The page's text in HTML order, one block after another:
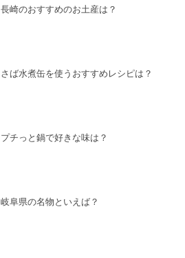
長崎のおすすめのお土産は？
さば水煮缶を使うおすすめレシピは？
プチっと鍋で好きな味は？
岐阜県の名物といえば？